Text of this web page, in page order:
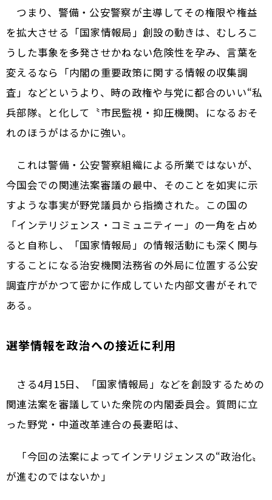
つまり、警備・公安警察が主導してその権限や権益
を拡大させる「国家情報局」創設の動きは、むしろこ
うした事象を多発させかねない危険性を孕み、言葉を
変えるなら「内閣の重要政策に関する情報の収集調
査」などというより、時の政権や与党に都合のいい“私
兵部隊〟と化して〝市民監視・抑圧機関〟になるおそ
れのほうがはるかに強い。
これは警備・公安警察組織による所業ではないが、
今国会での関連法案審議の最中、そのことを如実に示
すような事実が野党議員から指摘された。この国の
「インテリジェンス・コミュニティー」の一角を占め
ると自称し、「国家情報局」の情報活動にも深く関与
することになる治安機関――法務省の外局に位置する公安
調査庁がかつて密かに作成していた内部文書がそれで
ある。
選挙情報を政治への接近に利用
さる4月15日、「国家情報局」などを創設するための
関連法案を審議していた衆院の内閣委員会。質問に立
った野党・中道改革連合の長妻昭は、
「今回の法案によってインテリジェンスの“政治化〟
が進むのではないか」